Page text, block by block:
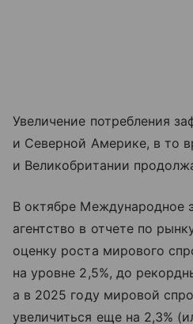
Увеличение потребления
и Северной Америке, в то
и Великобритании
В октябре Международное
агентство в отчете по
оценку роста мирового
на уровне 2,5%, до
а в 2025 году мировой
увеличиться еще на 2,3%